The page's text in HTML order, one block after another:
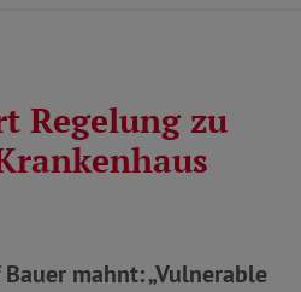
Regelung zu
mahnt: „Vulnerable